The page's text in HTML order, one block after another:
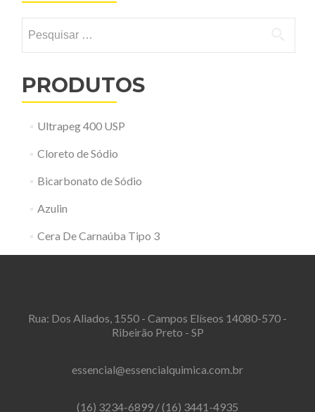
por:
PRODUTOS
Ultrapeg 400 USP
Cloreto de Sódio
Bicarbonato de Sódio
Azulin
Cera De Carnaúba Tipo 3
Rua: Dos Aliados, 1550 - Campos Elíseos 14080-570 -
Ribeirão Preto - SP
essencial@essencialquimica.com.br
(16) 3234-6899 /(16) 3441-4935